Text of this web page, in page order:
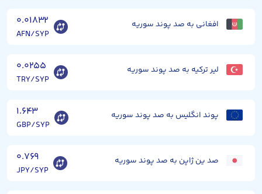
افغانی به صد پوند سوریه ۰.۰۱۸۳۲
AFN/SYP
لیر ترکیه به صد پوند سوریه ۰.۰۲۵۵
TRY/SYP
پوند انگلیس به صد پوند سوریه ۱.۶۴۳
GBP/SYP
صد ین ژاپن به صد پوند سوریه ۰.۷۶۹
JPY/SYP